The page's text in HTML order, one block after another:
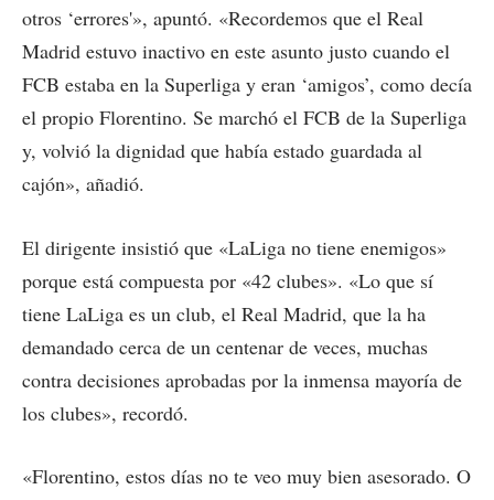
otros ‘errores'», apuntó. «Recordemos que el Real
Madrid estuvo inactivo en este asunto justo cuando el
FCB estaba en la Superliga y eran ‘amigos’, como decía
el propio Florentino. Se marchó el FCB de la Superliga
y, volvió la dignidad que había estado guardada al
cajón», añadió.
El dirigente insistió que «LaLiga no tiene enemigos»
porque está compuesta por «42 clubes». «Lo que sí
tiene LaLiga es un club, el Real Madrid, que la ha
demandado cerca de un centenar de veces, muchas
contra decisiones aprobadas por la inmensa mayoría de
los clubes», recordó.
«Florentino, estos días no te veo muy bien asesorado. O